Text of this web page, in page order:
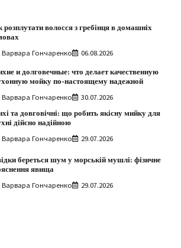
розплутати волосся з гребінця в домашніх
Варвара Гончаренко 06.08.2026
и долговечные: что делает качественную
мойку по-настоящему надежной
Варвара Гончаренко 30.07.2026
та довговічні: що робить якісну мийку для
дійсно надійною
Варвара Гончаренко 29.07.2026
береться шум у морській мушлі: фізичне
явища
Варвара Гончаренко 29.07.2026